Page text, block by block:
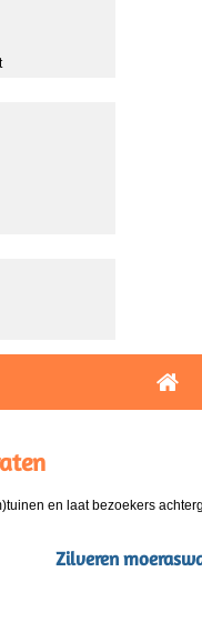
en laat bezoekers
Zilveren